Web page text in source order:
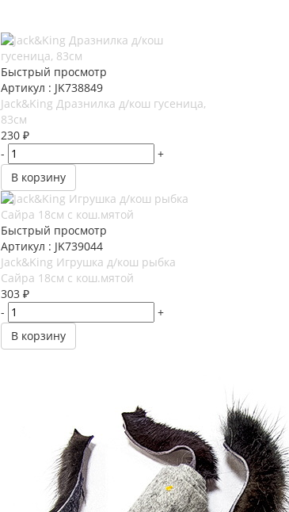
Быстрый просмотр
Артикул : JK738849
Jack&King Дразнилка д/кош гусеница,
83см
230₽
-
+
В корзину
Быстрый просмотр
Артикул : JK739044
Jack&King Игрушка д/кош рыбка
Сайра 18см с кош.мятой
303₽
-
+
В корзину